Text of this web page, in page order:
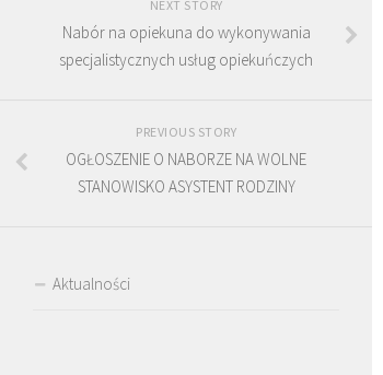
NEXT STORY
Nabór na opiekuna do wykonywania
specjalistycznych usług opiekuńczych
PREVIOUS STORY
OGŁOSZENIE O NABORZE NA WOLNE
STANOWISKO ASYSTENT RODZINY
Aktualności